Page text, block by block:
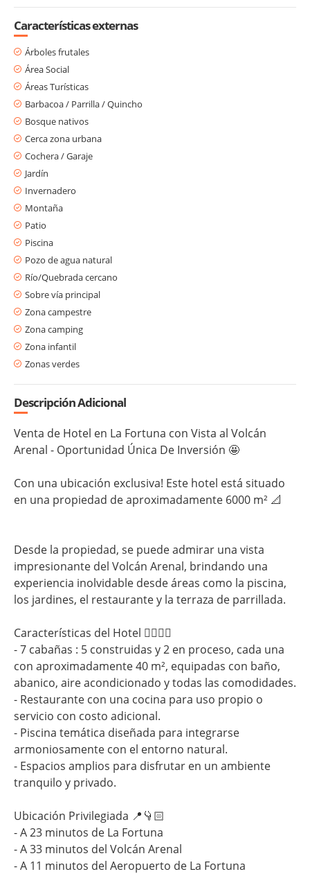
Características externas
Árboles frutales
Área Social
Áreas Turísticas
Barbacoa / Parrilla / Quincho
Bosque nativos
Cerca zona urbana
Cochera / Garaje
Jardín
Invernadero
Montaña
Patio
Piscina
Pozo de agua natural
Río/Quebrada cercano
Sobre vía principal
Zona campestre
Zona camping
Zona infantil
Zonas verdes
Descripción Adicional
Venta de Hotel en La Fortuna con Vista al Volcán
Arenal - Oportunidad Única De Inversión 🤩
Con una ubicación exclusiva! Este hotel está situado
en una propiedad de aproximadamente 6000 m² 📐
Desde la propiedad, se puede admirar una vista
impresionante del Volcán Arenal, brindando una
experiencia inolvidable desde áreas como la piscina,
los jardines, el restaurante y la terraza de parrillada.
Características del Hotel 👇🏻👇🏻
- 7 cabañas : 5 construidas y 2 en proceso, cada una
con aproximadamente 40 m², equipadas con baño,
abanico, aire acondicionado y todas las comodidades.
- Restaurante con una cocina para uso propio o
servicio con costo adicional.
- Piscina temática diseñada para integrarse
armoniosamente con el entorno natural.
- Espacios amplios para disfrutar en un ambiente
tranquilo y privado.
Ubicación Privilegiada 📍👇🏻
- A 23 minutos de La Fortuna
- A 33 minutos del Volcán Arenal
- A 11 minutos del Aeropuerto de La Fortuna